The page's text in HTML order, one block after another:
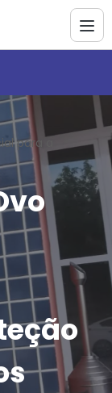
para a